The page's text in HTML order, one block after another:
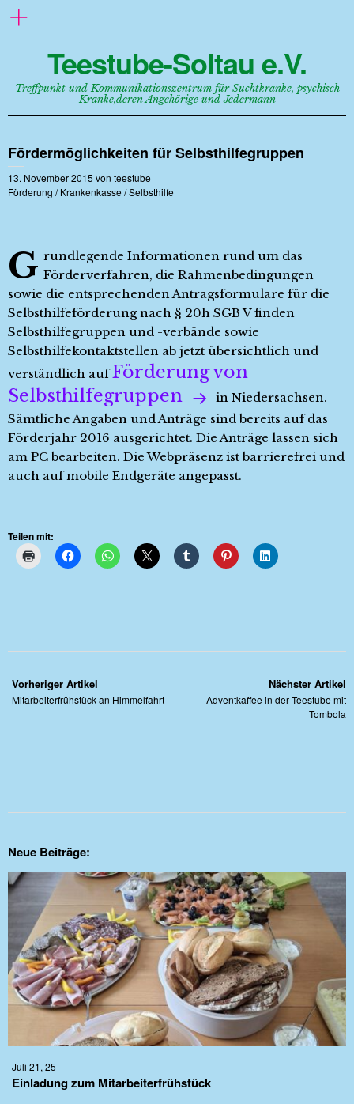
Teestube-Soltau e.V.
Treffpunkt und Kommunikationszentrum für Suchtkranke, psychisch
Kranke,deren Angehörige und Jedermann
Fördermöglichkeiten für Selbsthilfegruppen
13. November 2015 von teestube
Förderung /Krankenkasse/Selbsthilfe
G rundlegende Informationen rund um das
Förderverfahren, die Rahmenbedingungen
sowie die entsprechenden Antragsformulare für die
Selbsthilfeförderung nach § 20h SGB V finden
Selbsthilfegruppen und -verbände sowie
Selbsthilfekontaktstellen ab jetzt übersichtlich und
verständlich aufFörderung von
Selbsthilfegruppen
in Niedersachsen.
Sämtliche Angaben und Anträge sind bereits auf das
Förderjahr 2016 ausgerichtet. Die Anträge lassen sich
am PC bearbeiten. Die Webpräsenz ist barrierefrei und
auch auf mobile Endgeräte angepasst.
Teilen mit:
Vorheriger Artikel
Mitarbeiterfrühstück an Himmelfahrt
Nächster Artikel
Adventkaffee in der Teestube mit
Tombola
Neue Beiträge:
Juli 21, 25
Einladung zum Mitarbeiterfrühstück